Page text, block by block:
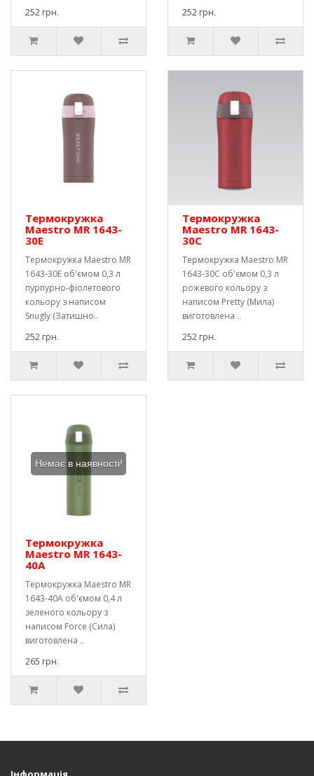
252 грн.
252 грн.
Термокружка
Maestro MR 1643-
30E
Термокружка Maestro MR
1643-30E об'ємом 0,3 л
пурпурно-фіолетового
кольору з написом
Snugly (Затишно..
252 грн.
Термокружка
Maestro MR 1643-
30C
Термокружка Maestro MR
1643-30C об'ємом 0,3 л
рожевого кольору з
написом Pretty (Мила)
виготовлена ​..
252 грн.
Немає в наявності!
Термокружка
Maestro MR 1643-
40A
Термокружка Maestro MR
1643-40A об'ємом 0,4 л
зеленого кольору з
написом Force (Сила)
виготовлена ​​..
265 грн.